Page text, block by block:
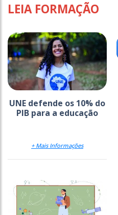
LEIA FORMAÇÃO
UNE defende os 10% do
PIB para a educação
+ Mais Informações